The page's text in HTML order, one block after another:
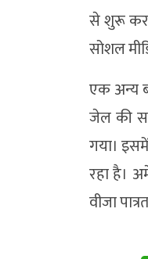
से शुरू
सोशल
एक अन्य
जेल की
गया।
रहा है।
वीजा